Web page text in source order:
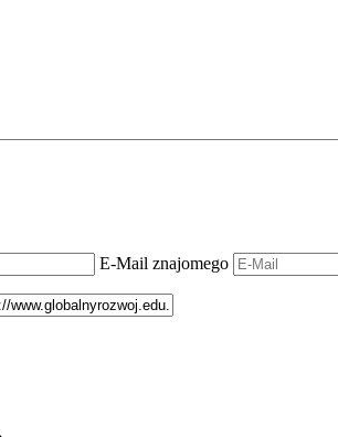
E-Mail znajomego